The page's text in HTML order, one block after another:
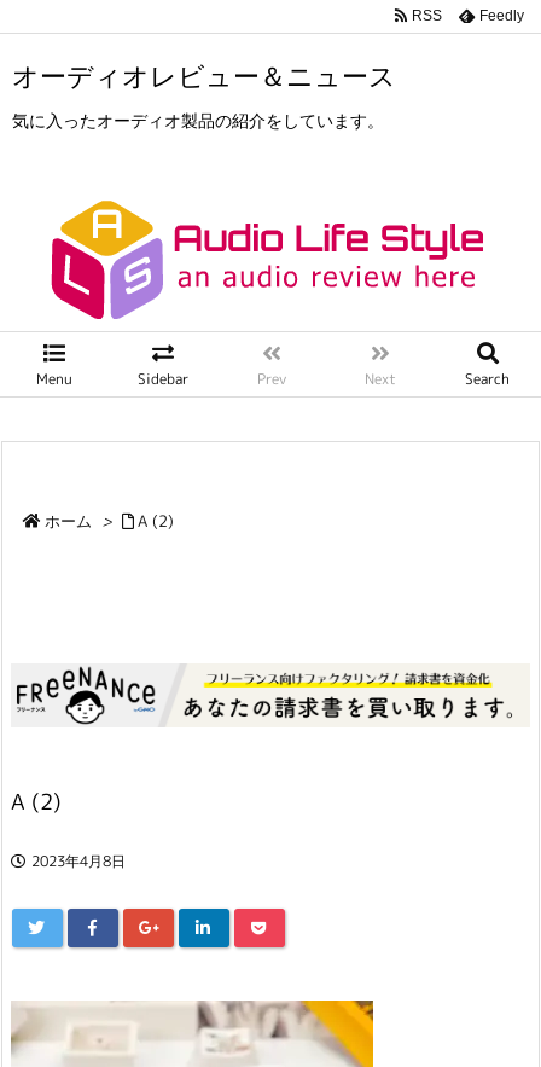
オーディオレビュー＆ニュース
気に入ったオーディオ製品の紹介をしています。
Menu Sidebar Prev Next Search
RSS Feedly
ホーム > A (2)
A (2)
2023年4月8日